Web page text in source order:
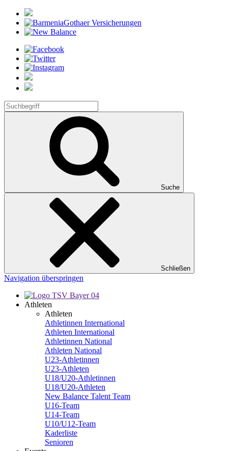
Suche
Schließen
Navigation überspringen
Athleten
Athleten
Athletinnen International
Athleten International
Athletinnen National
Athleten National
U23-Athletinnen
U23-Athleten
U18/U20-Athletinnen
U18/U20-Athleten
New Balance Talent Team
U16-Team
U14-Team
U10/U12-Team
Kaderliste
Senioren